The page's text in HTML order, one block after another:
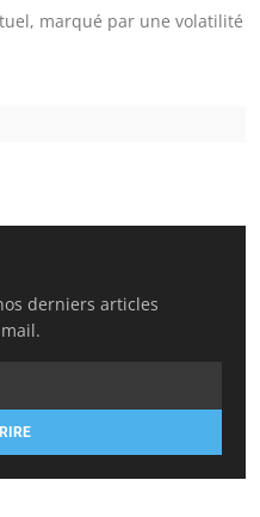
marqué par une volatilité
derniers articles